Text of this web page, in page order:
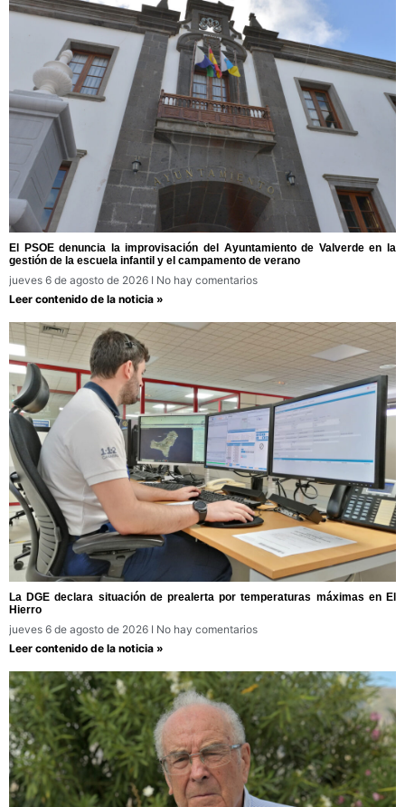
El PSOE denuncia la improvisación del Ayuntamiento de Valverde en la
gestión de la escuela infantil y el campamento de verano
jueves 6 de agosto de 2026
No hay comentarios
Leer contenido de la noticia »
La DGE declara situación de prealerta por temperaturas máximas en El
Hierro
jueves 6 de agosto de 2026
No hay comentarios
Leer contenido de la noticia »